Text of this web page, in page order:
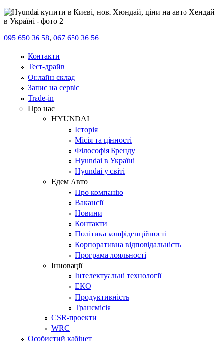
095 650 36 58, 067 650 36 56
Контакти
Тест-драйв
Онлайн склад
Запис на сервіс
Trade-in
Про нас
HYUNDAI
Історія
Місія та цінності
Філософія Бренду
Hyundai в Україні
Hyundai у світі
Едем Авто
Про компанію
Вакансії
Новини
Контакти
Політика конфіденційності
Корпоративна відповідальність
Програма лояльності
Інновації
Інтелектуальні технології
ЕКО
Продуктивність
Трансмісія
CSR-проекти
WRC
Особистий кабінет